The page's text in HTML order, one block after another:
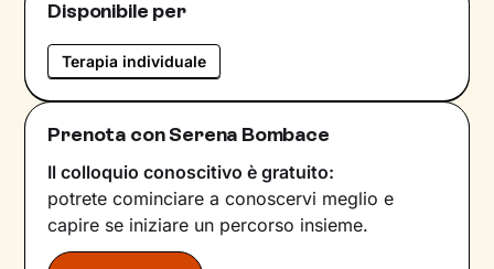
Disponibile per
Terapia individuale
Prenota con Serena Bombace
Il colloquio conoscitivo è gratuito:
potrete cominciare a conoscervi meglio e
capire se iniziare un percorso insieme.